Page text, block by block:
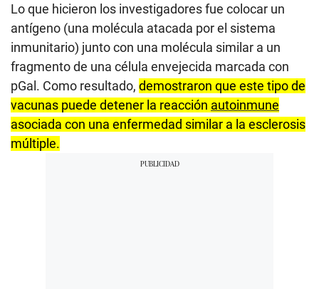
Lo que hicieron los investigadores fue colocar un
antígeno (una molécula atacada por el sistema
inmunitario) junto con una molécula similar a un
fragmento de una célula envejecida marcada con
pGal. Como resultado, demostraron que este tipo de
vacunas puede detener la reacción autoinmune
asociada con una enfermedad similar a la esclerosis
múltiple.